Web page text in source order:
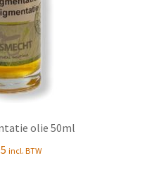
olie 50ml
incl. BTW